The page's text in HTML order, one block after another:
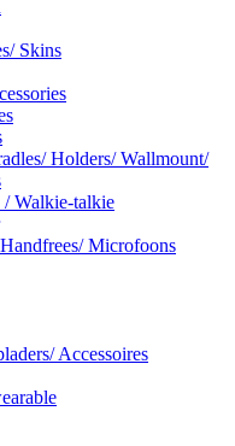
Skins
Holders/ Wallmount/
/ Walkie-talkie
Microfoons
Accessoires